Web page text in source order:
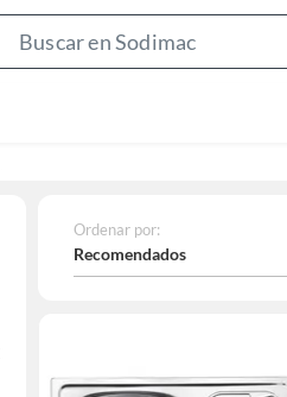
Ordenar por:
Recomendados